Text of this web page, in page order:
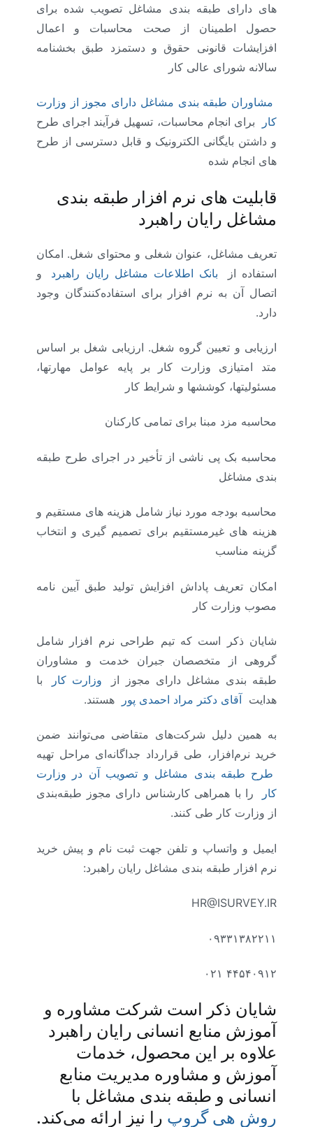
های دارای طبقه بندی مشاغل تصویب شده برای
حصول اطمینان از صحت محاسبات و اعمال
افزایشات قانونی حقوق و دستمزد طبق بخشنامه
سالانه شورای عالی کار
مشاوران طبقه بندی مشاغل دارای مجوز از وزارت
کار
برای انجام محاسبات، تسهیل فرآیند اجرای طرح
و داشتن بایگانی الکترونیک و قابل دسترسی از طرح
های انجام شده
قابلیت های نرم افزار طبقه بندی
مشاغل رایان راهبرد
تعریف مشاغل، عنوان شغلی و محتوای شغل. امکان
استفاده از
بانک اطلاعات مشاغل رایان راهبرد
و
اتصال آن به نرم افزار برای استفاده‌کنندگان وجود
دارد.
ارزیابی و تعیین گروه شغل. ارزیابی شغل بر اساس
متد امتیازی وزارت کار بر پایه عوامل مهارتها،
مسئولیتها، کوششها و شرایط کار
محاسبه مزد مبنا برای تمامی کارکنان
محاسبه بک پی ناشی از تأخیر در اجرای طرح طبقه
بندی مشاغل
محاسبه بودجه مورد نیاز شامل هزینه های مستقیم و
هزینه های غیرمستقیم برای تصمیم گیری و انتخاب
گزینه مناسب
امکان تعریف پاداش افزایش تولید طبق آیین نامه
مصوب وزارت کار
شایان ذکر است که تیم طراحی نرم افزار شامل
گروهی از متخصصان جبران خدمت و مشاوران
طبقه بندی مشاغل دارای مجوز از
وزارت کار
با
هدایت آقای دکتر مراد احمدی پور هستند.
به همین دلیل شرکت‌های متقاضی می‌توانند ضمن
خرید نرم‌افزار، طی قرارداد جداگانه‌ای مراحل تهیه
طرح طبقه بندی مشاغل و تصویب آن در وزارت
کار
را با همراهی کارشناس دارای مجوز طبقه‌بندی
از وزارت کار طی کنند.
ایمیل و واتساپ و تلفن جهت ثبت نام و پیش خرید
نرم افزار طبقه بندی مشاغل رایان راهبرد:
HR@ISURVEY.IR
۰۹۳۳۱۳۸۲۲۱۱
۴۴۵۴۰۹۱۲ ۰۲۱
شایان ذکر است شرکت مشاوره و
آموزش منابع انسانی رایان راهبرد
علاوه بر این محصول، خدمات
آموزش و مشاوره مدیریت منابع
انسانی و طبقه بندی مشاغل با
روش هی گروپ را نیز ارائه می‌کند.